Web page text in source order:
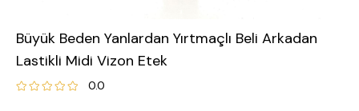
Büyük Beden Yanlardan Yırtmaçlı Beli Arkadan
Lastikli Midi Vizon Etek
0.0